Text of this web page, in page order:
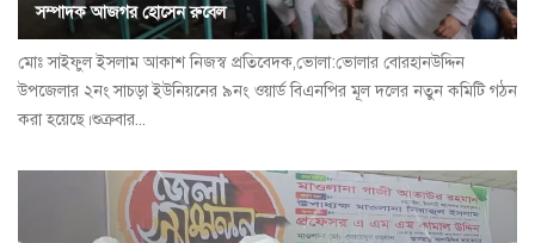
সম্পাদক আজগর হোসেন রুবেল
মোঃ সাইফুল ইসলাম আকাশ নিজস্ব প্রতিবেদক,ভোলা:ভোলার বোরহানউদ্দিন
উপজেলার ২নং সাচড়া ইউনিয়নের ৯নং ওয়ার্ড বিএনপির মূল দলের নতুন কমিটি গঠন
করা হয়েছে।শুক্রবার...